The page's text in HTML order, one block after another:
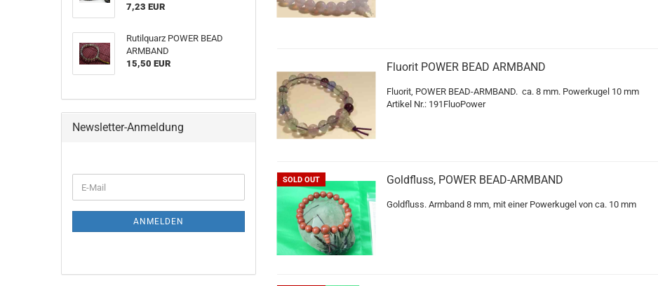
Fluorit POWER BEAD ARMBAND
Fluorit, POWER BEAD-ARMBAND. ca. 8 mm. Powerkugel 10 mm
Artikel Nr.: 191FluoPower
SOLD OUT Goldfluss, POWER BEAD-ARMBAND
Goldfluss. Armband 8 mm, mit einer Powerkugel von ca. 10 mm
7,23 EUR
Rutilquarz POWER BEAD
ARMBAND
15,50 EUR
Newsletter-Anmeldung
ZUR
E-
Mail
ANMELDEN